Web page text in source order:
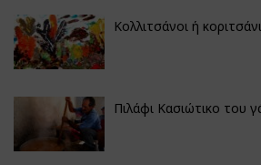
Κολλιτσάνοι ή
Πιλάφι Κασιώτικο του